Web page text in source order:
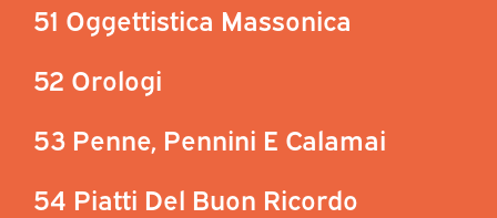
51 Oggettistica Massonica
52 Orologi
53 Penne, Pennini E Calamai
54 Piatti Del Buon Ricordo